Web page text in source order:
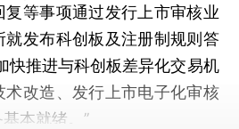
等事项通过发行上市审核业
就发布科创板及注册制规则答
快推进与科创板差异化交易机
术改造、发行上市电子化审核
本就绪。”